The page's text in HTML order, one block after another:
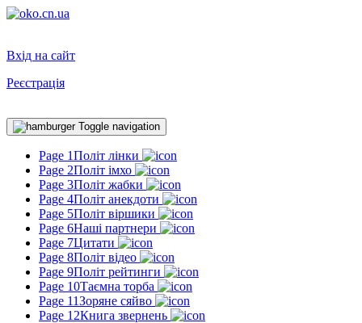
Вхід на сайт
Реєстрація
Toggle navigation
Page 1Політ лінки
Page 2Політ імхо
Page 3Політ жабки
Page 4Політ анекдоти
Page 5Політ віршики
Page 6Наші партнери
Page 7Цитати
Page 8Політ відео
Page 9Політ рейтинги
Page 10Таємна торба
Page 11Зоряне сяйво
Page 12Книга звернень